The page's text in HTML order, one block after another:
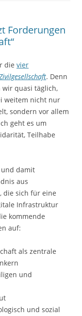
Forderungen
die vier
. Denn
quasi täglich,
weitem nicht nur
sondern vor allem
geht es um
Teilhabe
und damit
aus
die sich für eine
Infrastruktur
kommende
auf:
als zentrale
und
und sozial